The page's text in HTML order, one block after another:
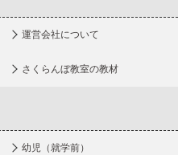
運営会社について
さくらんぼ教室の教材
幼児（就学前）